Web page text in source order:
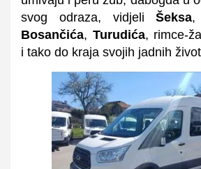
svog odraza, vidjeliŠeksa,
Bosančića, Turudića, rimce-
i tako do kraja svojih jadnih